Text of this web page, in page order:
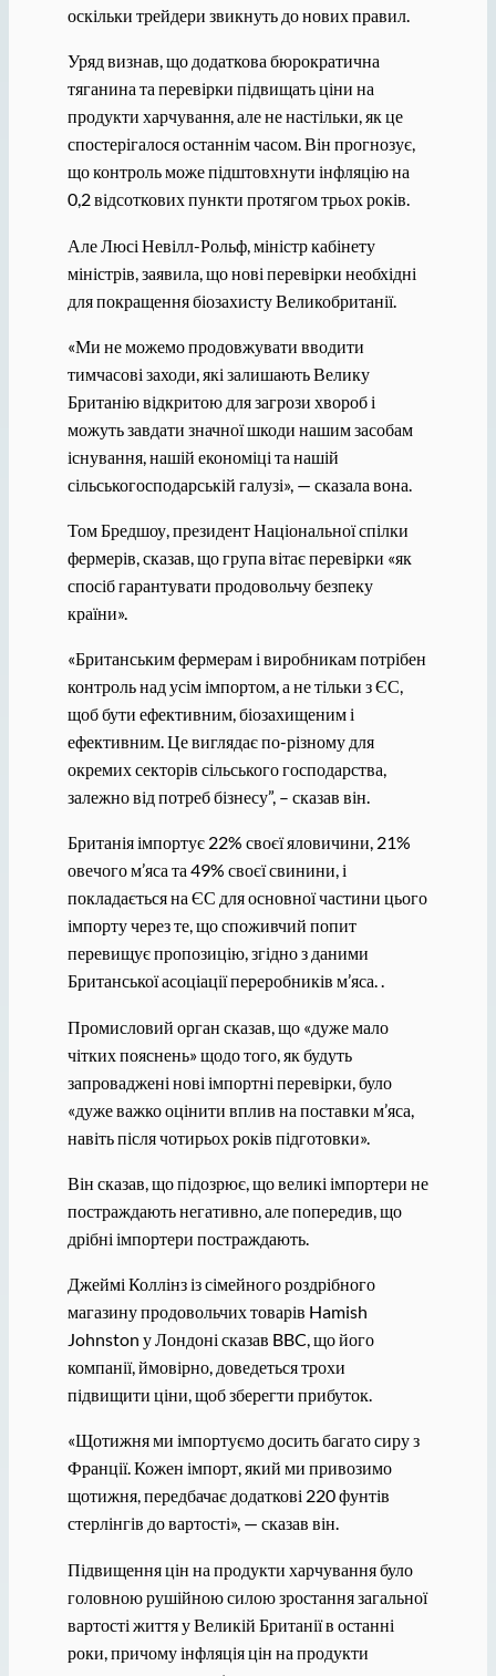
оскільки трейдери звикнуть до нових правил.
Уряд визнав, що додаткова бюрократична
тяганина та перевірки підвищать ціни на
продукти харчування, але не настільки, як це
спостерігалося останнім часом. Він прогнозує,
що контроль може підштовхнути інфляцію на
0,2 відсоткових пункти протягом трьох років.
Але Люсі Невілл-Рольф, міністр кабінету
міністрів, заявила, що нові перевірки необхідні
для покращення біозахисту Великобританії.
«Ми не можемо продовжувати вводити
тимчасові заходи, які залишають Велику
Британію відкритою для загрози хвороб і
можуть завдати значної шкоди нашим засобам
існування, нашій економіці та нашій
сільськогосподарській галузі», — сказала вона.
Том Бредшоу, президент Національної спілки
фермерів, сказав, що група вітає перевірки «як
спосіб гарантувати продовольчу безпеку
країни».
«Британським фермерам і виробникам потрібен
контроль над усім імпортом, а не тільки з ЄС,
щоб бути ефективним, біозахищеним і
ефективним. Це виглядає по-різному для
окремих секторів сільського господарства,
залежно від потреб бізнесу”, – сказав він.
Британія імпортує 22% своєї яловичини, 21%
овечого м’яса та 49% своєї свинини, і
покладається на ЄС для основної частини цього
імпорту через те, що споживчий попит
перевищує пропозицію, згідно з даними
Британської асоціації переробників м’яса. .
Промисловий орган сказав, що «дуже мало
чітких пояснень» щодо того, як будуть
запроваджені нові імпортні перевірки, було
«дуже важко оцінити вплив на поставки м’яса,
навіть після чотирьох років підготовки».
Він сказав, що підозрює, що великі імпортери не
постраждають негативно, але попередив, що
дрібні імпортери постраждають.
Джеймі Коллінз із сімейного роздрібного
магазину продовольчих товарів Hamish
Johnston у Лондоні сказав BBC, що його
компанії, ймовірно, доведеться трохи
підвищити ціни, щоб зберегти прибуток.
«Щотижня ми імпортуємо досить багато сиру з
Франції. Кожен імпорт, який ми привозимо
щотижня, передбачає додаткові 220 фунтів
стерлінгів до вартості», — сказав він.
Підвищення цін на продукти харчування було
головною рушійною силою зростання загальної
вартості життя у Великій Британії в останні
роки, причому інфляція цін на продукти